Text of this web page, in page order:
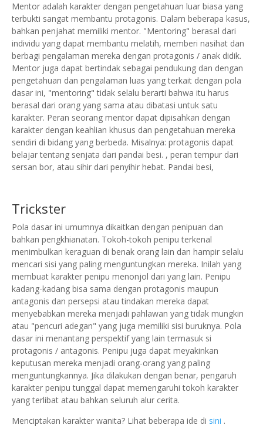
Mentor adalah karakter dengan pengetahuan luar biasa yang
terbukti sangat membantu protagonis. Dalam beberapa kasus,
bahkan penjahat memiliki mentor. "Mentoring" berasal dari
individu yang dapat membantu melatih, memberi nasihat dan
berbagi pengalaman mereka dengan protagonis / anak didik.
Mentor juga dapat bertindak sebagai pendukung dan dengan
pengetahuan dan pengalaman luas yang terkait dengan pola
dasar ini, "mentoring" tidak selalu berarti bahwa itu harus
berasal dari orang yang sama atau dibatasi untuk satu
karakter. Peran seorang mentor dapat dipisahkan dengan
karakter dengan keahlian khusus dan pengetahuan mereka
sendiri di bidang yang berbeda. Misalnya: protagonis dapat
belajar tentang senjata dari pandai besi. , peran tempur dari
sersan bor, atau sihir dari penyihir hebat. Pandai besi,
Trickster
Pola dasar ini umumnya dikaitkan dengan penipuan dan
bahkan pengkhianatan. Tokoh-tokoh penipu terkenal
menimbulkan keraguan di benak orang lain dan hampir selalu
mencari sisi yang paling menguntungkan mereka. Inilah yang
membuat karakter penipu menonjol dari yang lain. Penipu
kadang-kadang bisa sama dengan protagonis maupun
antagonis dan persepsi atau tindakan mereka dapat
menyebabkan mereka menjadi pahlawan yang tidak mungkin
atau "pencuri adegan" yang juga memiliki sisi buruknya. Pola
dasar ini menantang perspektif yang lain termasuk si
protagonis / antagonis. Penipu juga dapat meyakinkan
keputusan mereka menjadi orang-orang yang paling
menguntungkannya. Jika dilakukan dengan benar, pengaruh
karakter penipu tunggal dapat memengaruhi tokoh karakter
yang terlibat atau bahkan seluruh alur cerita.
Menciptakan karakter wanita? Lihat beberapa ide di sini .